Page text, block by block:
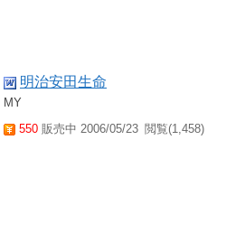
明治安田生命
MY
550 販売中 2006/05/23 閲覧(1,458)